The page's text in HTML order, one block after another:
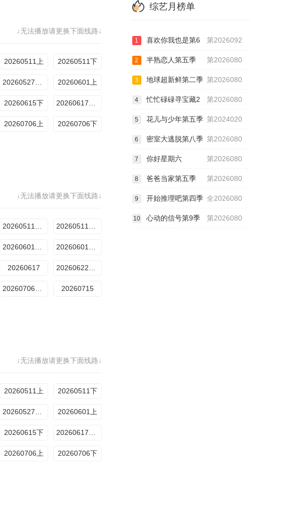
↓无法播放请更换下面线路↓
20260511上 20260511下
20260601上
20260615下
20260706上 20260706下
↓无法播放请更换下面线路↓
20260617
20260715
↓无法播放请更换下面线路↓
20260511上 20260511下
20260601上
20260615下
20260706上 20260706下
综艺月榜单
第2026092
1 喜欢你我也是第6
第2026080
2 半熟恋人第五季
第2026080
3 地球超新鲜第二季
第2026080
4 忙忙碌碌寻宝藏2
第2024020
5 花儿与少年第五季
第2026080
6 密室大逃脱第八季
第2026080
7 你好星期六
第2026080
8 爸爸当家第五季
全2026080
9 开始推理吧第四季
第2026080
10 心动的信号第9季